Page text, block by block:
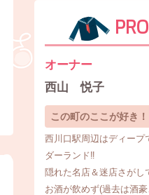
オーナー
西山 悦子
この町のここが好き！
西川口駅周辺はディープ
ダーランド‼
隠れた名店＆迷店さがし
お酒が飲めず(過去は酒